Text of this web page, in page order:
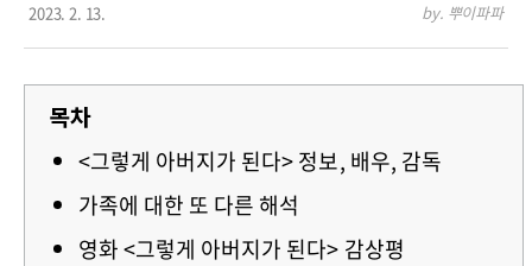
2023. 2. 13. by. 뿌이파파
목차
<그렇게 아버지가 된다> 정보, 배우, 감독
가족에 대한 또 다른 해석
영화 <그렇게 아버지가 된다> 감상평